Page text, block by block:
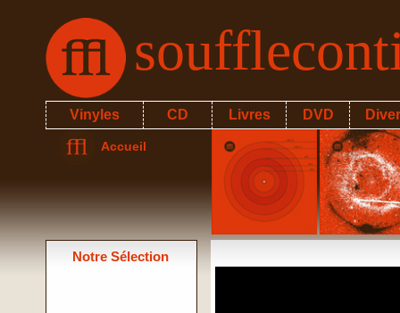
Vinyles CD Livres DVD
Accueil
Notre Sélection